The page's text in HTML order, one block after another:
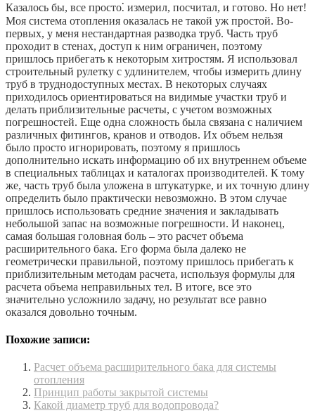
Казалось бы, все просто⁚ измерил, посчитал, и готово. Но нет!
Моя система отопления оказалась не такой уж простой. Во-
первых, у меня нестандартная разводка труб. Часть труб
проходит в стенах, доступ к ним ограничен, поэтому
пришлось прибегать к некоторым хитростям. Я использовал
строительный рулетку с удлинителем, чтобы измерить длину
труб в труднодоступных местах. В некоторых случаях
приходилось ориентироваться на видимые участки труб и
делать приблизительные расчеты, с учетом возможных
погрешностей. Еще одна сложность была связана с наличием
различных фитингов, кранов и отводов. Их объем нельзя
было просто игнорировать, поэтому я пришлось
дополнительно искать информацию об их внутреннем объеме
в специальных таблицах и каталогах производителей. К тому
же, часть труб была уложена в штукатурке, и их точную длину
определить было практически невозможно. В этом случае
пришлось использовать средние значения и закладывать
небольшой запас на возможные погрешности. И наконец,
самая большая головная боль – это расчет объема
расширительного бака. Его форма была далеко не
геометрически правильной, поэтому пришлось прибегать к
приблизительным методам расчета, используя формулы для
расчета объема неправильных тел. В итоге, все это
значительно усложнило задачу, но результат все равно
оказался довольно точным.
Похожие записи:
Расчет объема расширительного бака для системы
отопления
Принцип работы закрытой системы
Какой диаметр труб для водопровода?